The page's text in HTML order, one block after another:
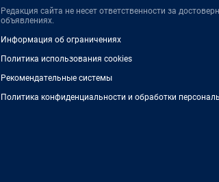
Редакция сайта не несет ответственности за
объявлениях.
Информация об ограничениях
Политика использования cookies
Рекомендательные системы
Политика конфиденциальности и обработки